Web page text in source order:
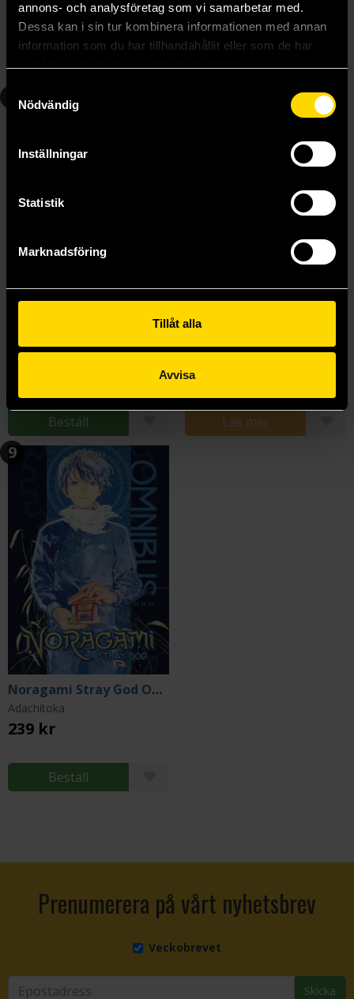
annons- och analysföretag som vi samarbetar med.
Dessa kan i sin tur kombinera informationen med annan
information som du har tillhandahållit eller som de har
Samtyckesval
Nödvändig
Inställningar
Statistik
Marknadsföring
Tillåt alla
Avvisa
239 kr
Läs mer
239 kr
Läs mer
Adachitoka
Beställ
Adachitoka
239 kr
Läs mer
9
Noragami Stray God Omnibus 9 (Vol. 25-27)
Adachitoka
239 kr
Beställ
Prenumerera på vårt nyhetsbrev
Veckobrevet
Skicka